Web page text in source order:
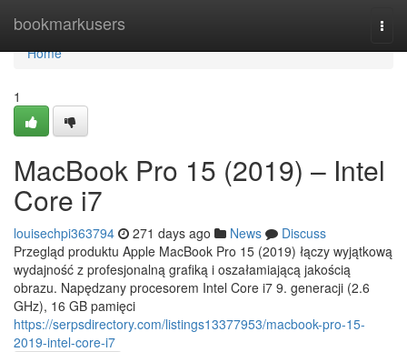
bookmarkusers
Home
Home
1
MacBook Pro 15 (2019) – Intel
Core i7
louisechpi363794 271 days ago News
Discuss
Przegląd produktu Apple MacBook Pro 15 (2019) łączy wyjątkową
wydajność z profesjonalną grafiką i oszałamiającą jakością
obrazu. Napędzany procesorem Intel Core i7 9. generacji (2.6
GHz), 16 GB pamięci
https://serpsdirectory.com/listings13377953/macbook-pro-15-
2019-intel-core-i7